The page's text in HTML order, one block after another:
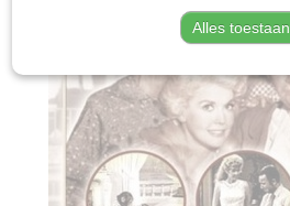
Alles toestaan